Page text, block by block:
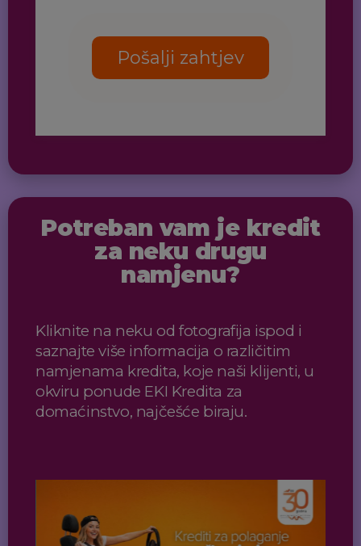
Pošalji zahtjev
Potreban vam je kredit
za neku drugu
namjenu?
Kliknite na neku od fotografija ispod i
saznajte više informacija o različitim
namjenama kredita, koje naši klijenti, u
okviru ponude EKI Kredita za
domaćinstvo, najčešće biraju.